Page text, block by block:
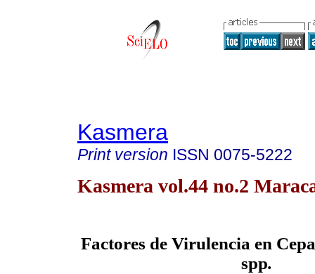
Kasmera
Print version ISSN 0075-5222
Kasmera vol.44 no.2
Factores de Virulencia en
spp.